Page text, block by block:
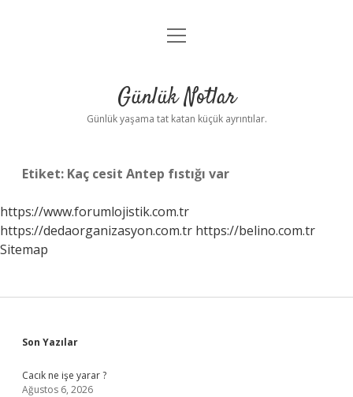
Anasayfa
Yasal Uyarı
menüyü
Günlük Notlar
Günlük yaşama tat katan küçük ayrıntılar.
Etiket: Kaç cesit Antep fıstığı var
https://www.forumlojistik.com.tr
https://dedaorganizasyon.com.tr https://belino.com.tr
Sitemap
Sidebar
Son Yazılar
Cacık ne işe yarar ?
Ağustos 6, 2026